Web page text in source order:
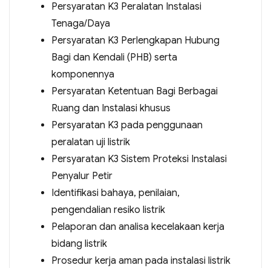
Persyaratan K3 Peralatan Instalasi
Tenaga/Daya
Persyaratan K3 Perlengkapan Hubung
Bagi dan Kendali (PHB) serta
komponennya
Persyaratan Ketentuan Bagi Berbagai
Ruang dan Instalasi khusus
Persyaratan K3 pada penggunaan
peralatan uji listrik
Persyaratan K3 Sistem Proteksi Instalasi
Penyalur Petir
Identifikasi bahaya, penilaian,
pengendalian resiko listrik
Pelaporan dan analisa kecelakaan kerja
bidang listrik
Prosedur kerja aman pada instalasi listrik